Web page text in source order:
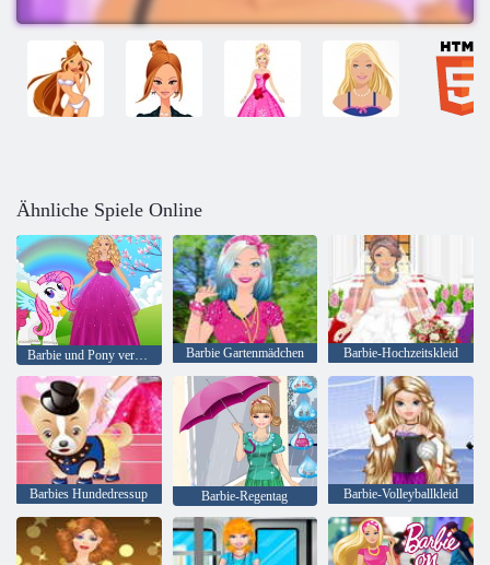
Ähnliche Spiele Online
Barbie und Pony verkleiden sich Barbie Gartenmädchen Barbie-Hochzeitskleid
Barbies Hundedressup Barbie-Regentag Barbie-Volleyballkleid